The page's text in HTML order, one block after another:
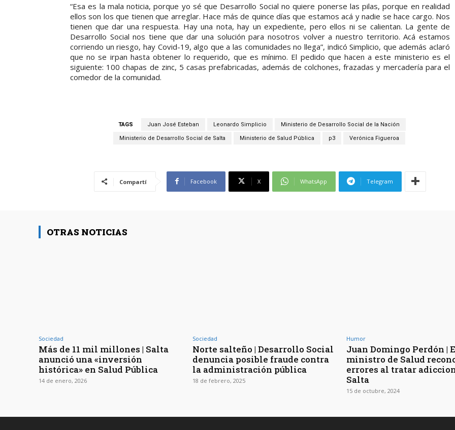
“Esa es la mala noticia, porque yo sé que Desarrollo Social no quiere ponerse las pilas, porque en realidad
ellos son los que tienen que arreglar. Hace más de quince días que estamos acá y nadie se hace cargo. Nos
tienen que dar una respuesta. Hay una nota, hay un expediente, pero ellos ni se calientan. La gente de
Desarrollo Social nos tiene que dar una solución para nosotros volver a nuestro territorio. Acá estamos
corriendo un riesgo, hay Covid-19, algo que a las comunidades no llega”, indicó Simplicio, que además aclaró
que no se irpan hasta obtener lo requerido, que es mínimo. El pedido que hacen a este ministerio es el
siguiente: 100 chapas de zinc, 5 casas prefabricadas, además de colchones, frazadas y mercadería para el
comedor de la comunidad.
TAGS Juan José Esteban Leonardo Simplicio Ministerio de Desarrollo Social de la Nación
Ministerio de Desarrollo Social de Salta Ministerio de Salud Pública p3 Verónica Figueroa
Compartí Facebook X WhatsApp Telegram
OTRAS NOTICIAS
Sociedad
Más de 11 mil millones | Salta
anunció una «inversión
histórica» en Salud Pública
14 de enero, 2026
Sociedad
Norte salteño | Desarrollo Social
denuncia posible fraude contra
la administración pública
18 de febrero, 2025
Humor
Juan Domingo Perdón |
ministro de Salud
errores al tratar
Salta
15 de octubre, 2024